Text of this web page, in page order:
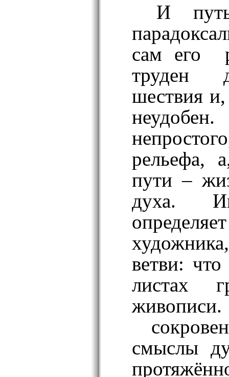
И
сам его
труден
шествия
неудобен.
рельефа,
пути –
духа.
ветви:
листах
живописи.
смыслы